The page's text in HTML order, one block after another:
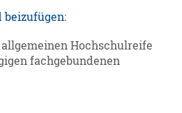
beizufügen:
Hochschulreife
fachgebundenen